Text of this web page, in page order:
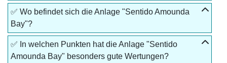
✅ Wo befindet sich die Anlage "Sentido Amounda
Bay"?
✅ In welchen Punkten hat die Anlage "Sentido
Amounda Bay" besonders gute Wertungen?